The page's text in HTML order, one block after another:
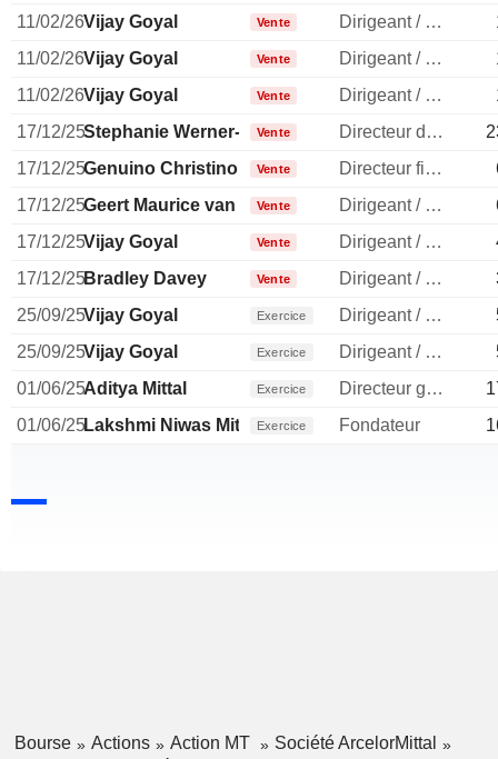
11/02/26Vijay Goyal Vente Dirigeant / cadre principal
11/02/26Vijay Goyal Vente Dirigeant / cadre principal
11/02/26Vijay Goyal Vente Dirigeant / cadre principal
17/12/25Stephanie Werner-Dietz
Vente Directeur des ressources humaines
17/12/25Genuino Christino Vente Directeur financier
17/12/25Geert Maurice van Poelvoorde
Vente Dirigeant / cadre principal
17/12/25Vijay Goyal Vente Dirigeant / cadre principal
17/12/25Bradley Davey Vente Dirigeant / cadre principal
25/09/25Vijay Goyal Exercice Dirigeant / cadre principal
25/09/25Vijay Goyal Exercice Dirigeant / cadre principal
01/06/25Aditya Mittal Exercice Directeur general
01/06/25Lakshmi Niwas MittalExercice Fondateur
Bourse Actions Action MT
Société ArcelorMittal